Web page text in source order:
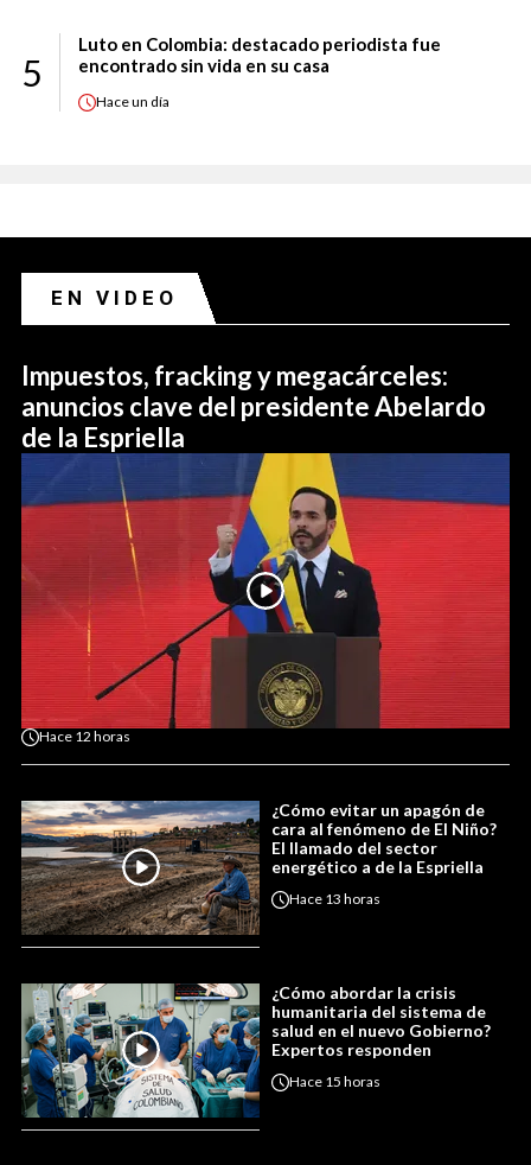
5
Luto en Colombia: destacado periodista fue
encontrado sin vida en su casa
Haceun día
EN VIDEO
Impuestos, fracking y megacárceles:
anuncios clave del presidente Abelardo
de la Espriella
Hace 12 horas
¿Cómo evitar un apagón de
cara al fenómeno de El Niño?
El llamado del sector
energético a de la Espriella
Hace 13 horas
¿Cómo abordar la crisis
humanitaria del sistema de
salud en el nuevo Gobierno?
Expertos responden
Hace 15 horas